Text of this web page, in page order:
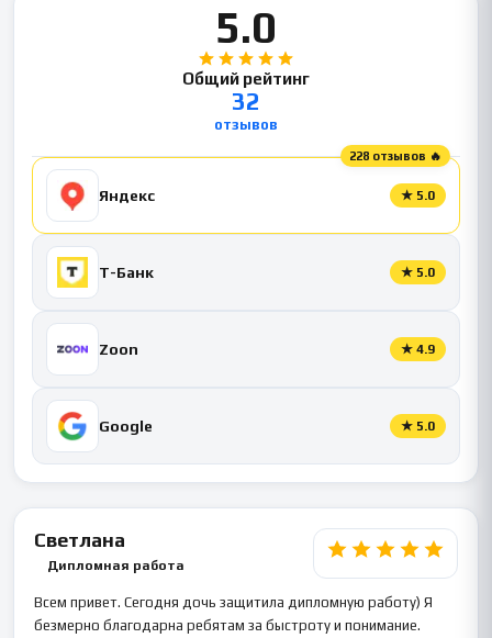
5.0
Общий рейтинг
32
отзывов
228 отзывов 🔥
Яндекс ★ 5.0
Т-Банк ★ 5.0
Zoon ★ 4.9
Google ★ 5.0
Светлана
Дипломная работа
Всем привет. Сегодня дочь защитила дипломную работу) Я
безмерно благодарна ребятам за быстроту и понимание.